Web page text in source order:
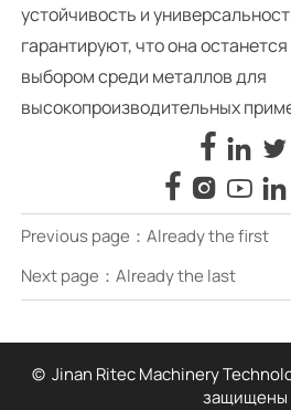
устойчивость и
гарантируют, что она
выбором среди металлов для
высокопроизводительных
  
   
Previous page：Already the first
Next page：Already the last
© Jinan Ritec Machinery
защищены